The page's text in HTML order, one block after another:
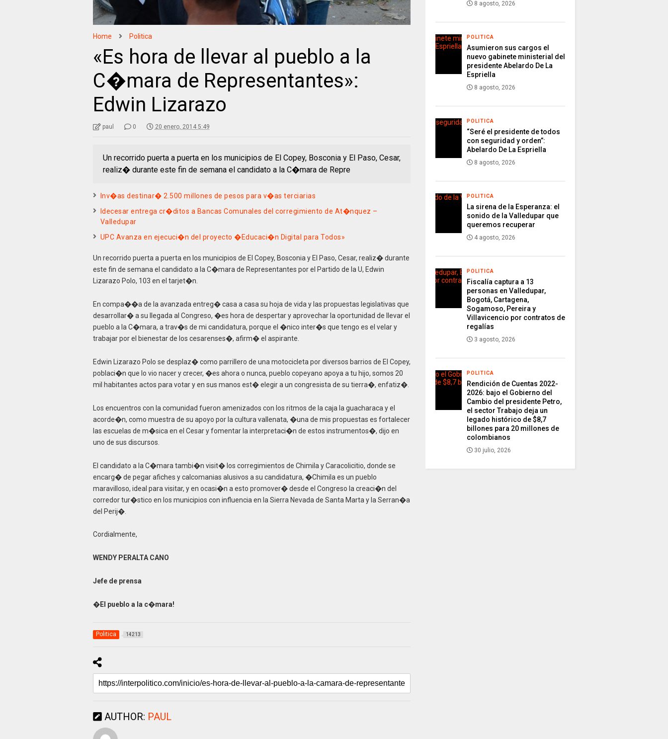
Home Politica
«Es hora de llevar al pueblo a la
C�mara de Representantes»:
Edwin Lizarazo
paul 0 20 enero, 2014 5:49
Un recorrido puerta a puerta en los municipios de El Copey, Bosconia y El Paso, Cesar,
realiz� durante este fin de semana el candidato a la C�mara de Repre
Inv�as destinar� 2.500 millones de pesos para v�as terciarias
Idecesar entrega cr�ditos a Bancas Comunales del corregimiento de At�nquez –
Valledupar
UPC Avanza en ejecuci�n del proyecto �Educaci�n Digital para Todos»
Un recorrido puerta a puerta en los municipios de El Copey, Bosconia y El Paso, Cesar, realiz� durante
este fin de semana el candidato a la C�mara de Representantes por el Partido de la U, Edwin
Lizarazo Polo, 103 en el tarjet�n.
En compa��a de la avanzada entreg� casa a casa su hoja de vida y las propuestas legislativas que
desarrollar� a su llegada al Congreso, �es hora de despertar y aprovechar la oportunidad de llevar el
pueblo a la C�mara, a trav�s de mi candidatura, porque el �nico inter�s que tengo es el velar y
trabajar por el bienestar de los cesarenses�, afirm� el aspirante.
Edwin Lizarazo Polo se desplaz� como parrillero de una motocicleta por diversos barrios de El Copey,
poblaci�n que lo vio nacer y crecer, �es ahora o nunca, pueblo copeyano apoya a tu hijo, somos 20
mil habitantes actos para votar y en sus manos est� elegir a un congresista de su tierra�, enfatiz�.
Los encuentros con la comunidad fueron amenizados con los ritmos de la caja la guacharaca y el
acorde�n, como muestra de su apoyo por la cultura vallenata, �una de mis propuestas es fortalecer
las escuelas de m�sica en el Cesar y fomentar la interpretaci�n de estos instrumentos�, dijo en
uno de sus discursos.
El candidato a la C�mara tambi�n visit� los corregimientos de Chimila y Caracolicitio, donde se
encarg� de pegar afiches y calcomanias alusivos a su candidatura, �Chimila es un pueblo
maravilloso, ideal para visitar, y en ocasi�n a esto promover� desde el Congreso la creaci�n del
corredor tur�stico en los municipios con influencia en la Sierra Nevada de Santa Marta y la Serran�a
del Perij�.
Cordialmente,
WENDY PERALTA CANO
Jefe de prensa
�El pueblo a la c�mara!
Politica 14213
AUTHOR: PAUL
8 agosto, 2026
POLITICA
Asumieron sus cargos el
nuevo gabinete ministerial del
presidente Abelardo De La
Espriella
8 agosto, 2026
POLITICA
“Seré el presidente de todos
con seguridad y orden”:
Abelardo De La Espriella
8 agosto, 2026
POLITICA
La sirena de la Esperanza: el
sonido de la Valledupar que
queremos recuperar
4 agosto, 2026
POLITICA
Fiscalía captura a 13
personas en Valledupar,
Bogotá, Cartagena,
Sogamoso, Pereira y
Villavicencio por contratos de
regalías
3 agosto, 2026
POLITICA
Rendición de Cuentas 2022-
2026: bajo el Gobierno del
Cambio del presidente Petro,
el sector Trabajo deja un
legado histórico de $8,7
billones para 20 millones de
colombianos
30 julio, 2026